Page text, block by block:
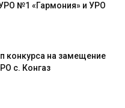
№1 «Гармония» и УРО
конкурса на замещение
с. Конгаз